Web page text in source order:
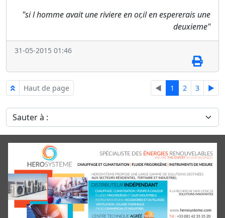
"si l homme avait une riviere en or,il en espererais une
deuxieme"
31-05-2015 01:46
Haut de page ◄ 1 2 3 ►
Sauter à :